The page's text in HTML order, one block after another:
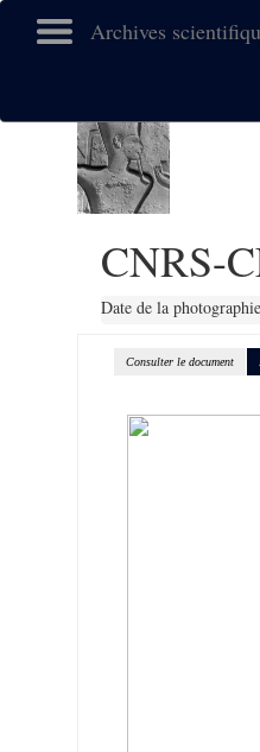
Archives
CNRS-
Date de la
Consulter le document